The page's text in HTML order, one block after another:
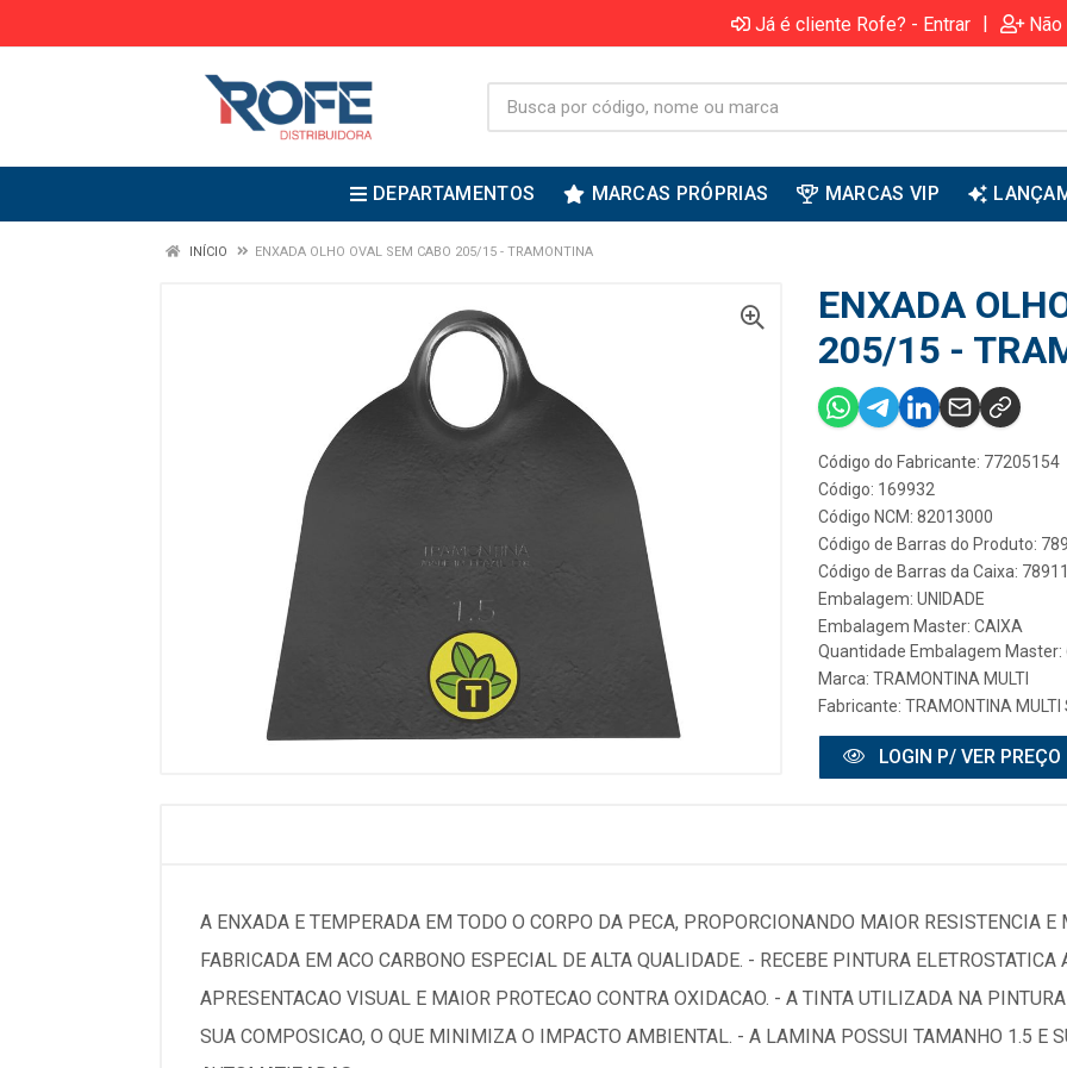
Já é cliente Rofe? - Entrar |
DEPARTAMENTOS MARCAS PRÓPRIAS MARCAS VIP
INÍCIO ENXADA OLHO OVAL SEM CABO 205/15 - TRAMONTINA
ENXADA
205/15 -
Código do Fabricante: 77205154
Código: 169932
Código NCM: 82013000
Código de Barras do Produto:
Código de Barras da Caixa:
Embalagem: UNIDADE
Embalagem Master: CAIXA
Quantidade Embalagem Master:
Marca: TRAMONTINA MULTI
Fabricante: TRAMONTINA MULTI
LOGIN P/ VER PREÇO
A ENXADA E TEMPERADA EM TODO O CORPO DA PECA, PROPORCIONANDO MAIOR RESISTENCIA E
FABRICADA EM ACO CARBONO ESPECIAL DE ALTA QUALIDADE. - RECEBE PINTURA
APRESENTACAO VISUAL E MAIOR PROTECAO CONTRA OXIDACAO. - A TINTA UTILIZADA NA
SUA COMPOSICAO, O QUE MINIMIZA O IMPACTO AMBIENTAL. - A LAMINA POSSUI TAMANHO 1.5 E